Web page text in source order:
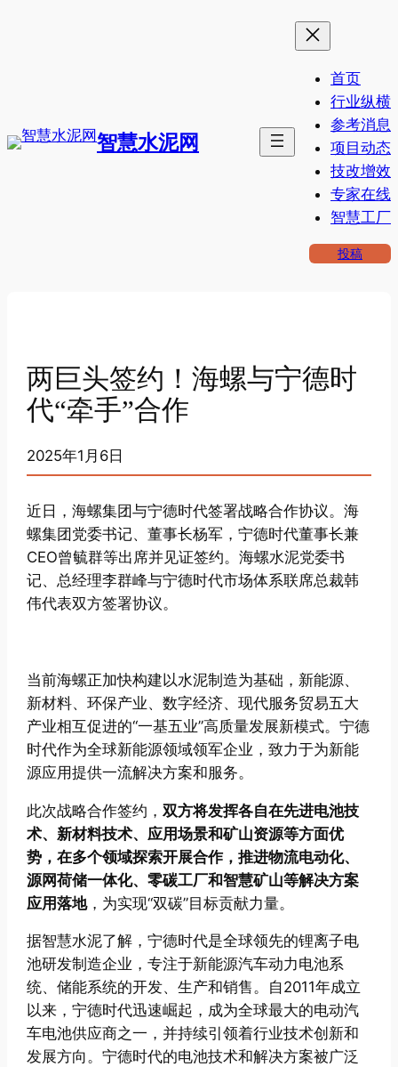
智慧水泥网
首页
行业纵横
参考消息
项目动态
技改增效
专家在线
智慧工厂
投稿
两巨头签约！海螺与宁德时
代“牵手”合作
2025年1月6日
近日，海螺集团与宁德时代签署战略合作协议。海
螺集团党委书记、董事长杨军，宁德时代董事长兼
CEO曾毓群等出席并见证签约。海螺水泥党委书
记、总经理李群峰与宁德时代市场体系联席总裁韩
伟代表双方签署协议。
当前海螺正加快构建以水泥制造为基础，新能源、
新材料、环保产业、数字经济、现代服务贸易五大
产业相互促进的“一基五业”高质量发展新模式。宁德
时代作为全球新能源领域领军企业，致力于为新能
源应用提供一流解决方案和服务。
此次战略合作签约，双方将发挥各自在先进电池技
术、新材料技术、应用场景和矿山资源等方面优
势，在多个领域探索开展合作，推进物流电动化、
源网荷储一体化、零碳工厂和智慧矿山等解决方案
应用落地，为实现“双碳”目标贡献力量。
据智慧水泥了解，宁德时代是全球领先的锂离子电
池研发制造企业，专注于新能源汽车动力电池系
统、储能系统的开发、生产和销售。自2011年成立
以来，宁德时代迅速崛起，成为全球最大的电动汽
车电池供应商之一，并持续引领着行业技术创新和
发展方向。宁德时代的电池技术和解决方案被广泛